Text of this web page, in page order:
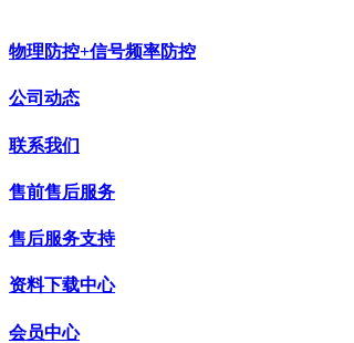
物理防控+信号频率防控
公司动态
联系我们
售前售后服务
售后服务支持
资料下载中心
会员中心